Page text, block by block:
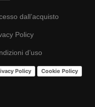
dall’acquisto
Policy
d’uso
Policy Cookie Policy